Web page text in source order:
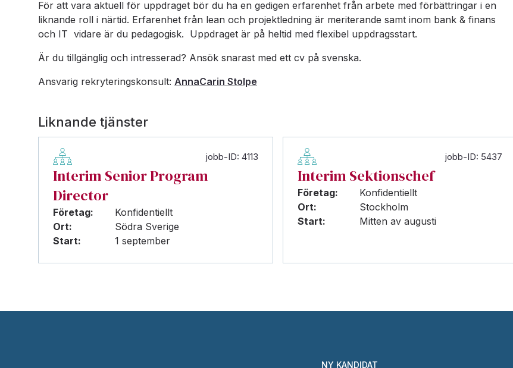
För att vara aktuell för uppdraget bör du ha en gedigen erfarenhet från arbete med förbättringar i en
liknande roll i närtid. Erfarenhet från lean och projektledning är meriterande samt inom bank & finans
och IT vidare är du pedagogisk. Uppdraget är på heltid med flexibel uppdragsstart.
Är du tillgänglig och intresserad? Ansök snarast med ett cv på svenska.
Ansvarig rekryteringskonsult: AnnaCarin Stolpe
Liknande tjänster
jobb-ID: 4113
Interim Senior Program
Director
Företag:
Konfidentiellt
Ort:
Södra Sverige
Start:
1 september
jobb-ID: 5437
Interim Sektionschef
Företag:
Konfidentiellt
Ort:
Stockholm
Start:
Mitten av augusti
NY KANDIDAT